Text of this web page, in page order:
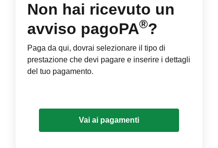
Non hai ricevuto un
avviso pagoPA®?
Paga da qui, dovrai selezionare il tipo di
prestazione che devi pagare e inserire i dettagli
del tuo pagamento.
Vai ai pagamenti